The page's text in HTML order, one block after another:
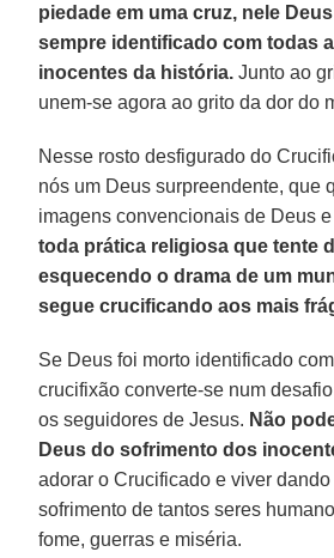
piedade em uma cruz, nele
sempre identificado com todas
inocentes da história. Junto ao
unem-se agora ao grito da dor do
Nesse rosto desfigurado do
nós um Deus surpreendente, que
imagens convencionais de Deus e
toda prática religiosa que tente
esquecendo o drama de um
segue crucificando aos mais
Se Deus foi morto identificado
crucifixão converte-se num
os seguidores de Jesus. Não
Deus do sofrimento dos
adorar o Crucificado e viver
sofrimento de tantos seres
fome, guerras e miséria.